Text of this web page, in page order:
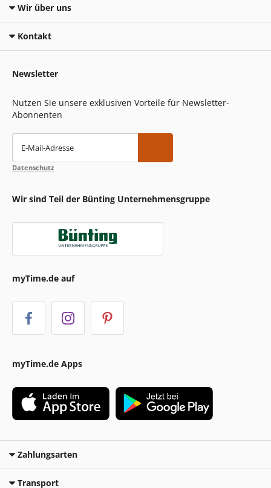
Wir über uns
Kontakt
Newsletter
Nutzen Sie unsere exklusiven Vorteile für Newsletter-
Abonnenten
E-Mail-Adresse
Datenschutz
Wir sind Teil der Bünting Unternehmensgruppe
myTime.de auf
myTime.de Apps
Zahlungsarten
Transport